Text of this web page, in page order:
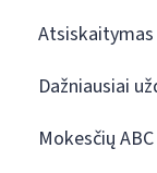
Dažniausiai
Mokesčių ABC